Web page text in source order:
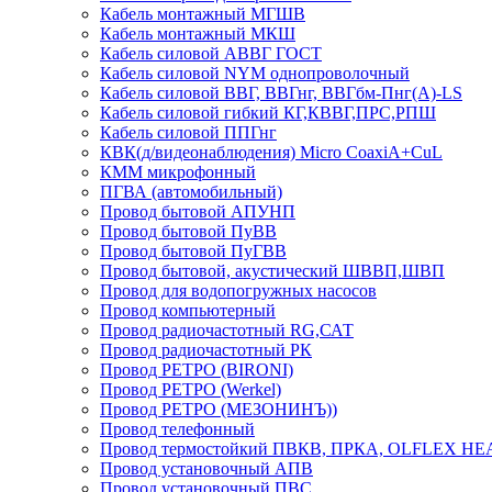
Кабель монтажный МГШВ
Кабель монтажный МКШ
Кабель силовой АВВГ ГОСТ
Кабель силовой NYM однопроволочный
Кабель силовой ВВГ, ВВГнг, ВВГбм-Пнг(А)-LS
Кабель силовой гибкий КГ,КВВГ,ПРС,РПШ
Кабель силовой ППГнг
КВК(д/видеонаблюдения) Micro CoaxiA+CuL
КММ микрофонный
ПГВА (автомобильный)
Провод бытовой АПУНП
Провод бытовой ПуВВ
Провод бытовой ПуГВВ
Провод бытовой, акустический ШВВП,ШВП
Провод для водопогружных насосов
Провод компьютерный
Провод радиочастотный RG,САТ
Провод радиочастотный РК
Провод РЕТРО (BIRONI)
Провод РЕТРО (Werkel)
Провод РЕТРО (МЕЗОНИНЪ))
Провод телефонный
Провод термостойкий ПВКВ, ПРКА, OLFLEX
Провод установочный АПВ